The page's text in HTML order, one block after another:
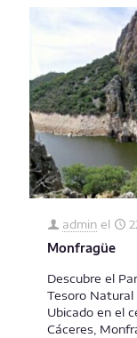
admin el
Monfragüe
Descubre el
Tesoro Natural
Ubicado en el
Cáceres,